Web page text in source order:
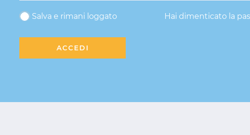
Salva e rimani loggato Hai dimenticato la
ACCEDI